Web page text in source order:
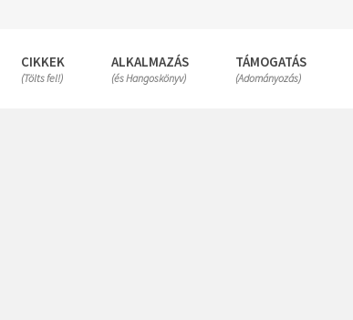
CIKKEK
(Tölts fel!)
ALKALMAZÁS
(és Hangoskönyv)
TÁMOGATÁS
(Adományozás)